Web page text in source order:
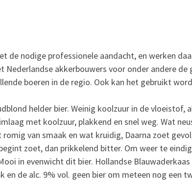
de nodige professionele aandacht, en werken
Nederlandse akkerbouwers voor onder andere
boeren in de regio. Ook kan het gebruikt
helder bier. Weinig koolzuur in de vloeistof,
met koolzuur, plakkend en snel weg. Wat
van smaak en wat kruidig, Daarna zoet
zoet, dan prikkelend bitter. Om weer te
in evenwicht dit bier. Hollandse Blauwaderkaas
en de alc. 9% vol. geen bier om meteen nog een